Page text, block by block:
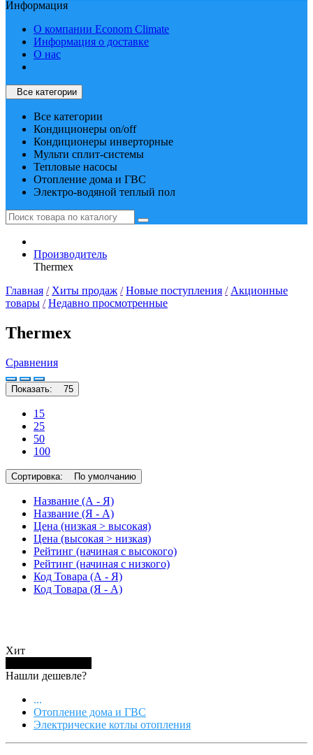
Информация
О компании Econom Climate
Информация о доставке
О нас
Все категории
Все категории
Кондиционеры on/off
Кондиционеры инверторные
Мульти сплит-системы
Тепловые насосы
Отопление дома и ГВС
Электро-водяной теплый пол
Производитель
Thermex
Главная / Хиты продаж / Новые поступления / Акционные
товары / Недавно просмотренные
Thermex
Сравнения
Показать: 75
15
25
50
100
Сортировка: По умолчанию
Название (А - Я)
Название (Я - А)
Цена (низкая > высокая)
Цена (высокая > низкая)
Рейтинг (начиная с высокого)
Рейтинг (начиная с низкого)
Код Товара (А - Я)
Код Товара (Я - А)
Хит
Нашли дешевле?
...
Отопление дома и ГВС
Электрические котлы отопления